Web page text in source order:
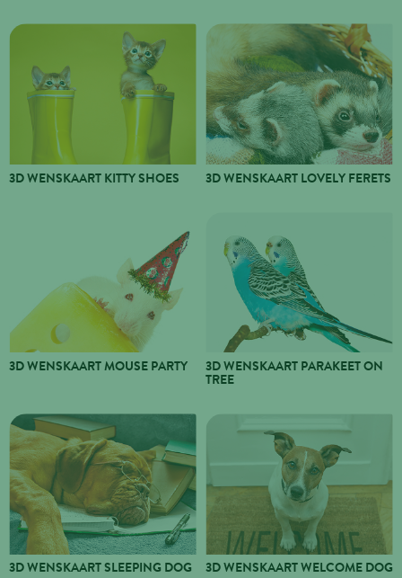
3D WENSKAART KITTY SHOES 3D WENSKAART LOVELY FERETS
3D WENSKAART MOUSE PARTY 3D WENSKAART PARAKEET ON
TREE
3D WENSKAART SLEEPING DOG 3D WENSKAART WELCOME DOG